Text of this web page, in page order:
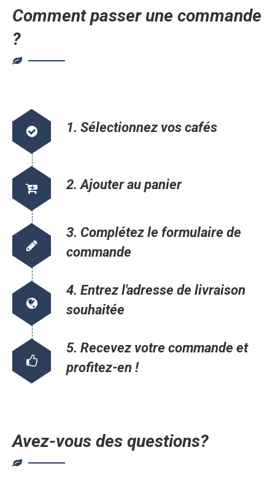
Comment passer une commande
?
1. Sélectionnez vos cafés
2. Ajouter au panier
3. Complétez le formulaire de
commande
4. Entrez l'adresse de livraison
souhaitée
5. Recevez votre commande et
profitez-en !
Avez-vous des questions?